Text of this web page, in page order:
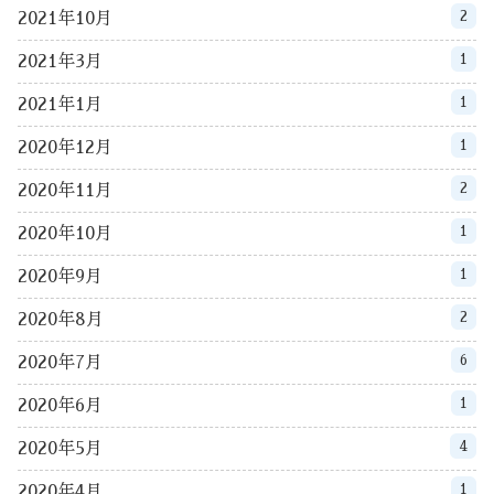
2021年10月 2
2021年3月 1
2021年1月 1
2020年12月 1
2020年11月 2
2020年10月 1
2020年9月 1
2020年8月 2
2020年7月 6
2020年6月 1
2020年5月 4
1